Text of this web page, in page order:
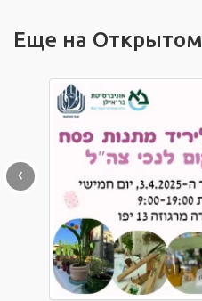
Еще на Открытом
‹